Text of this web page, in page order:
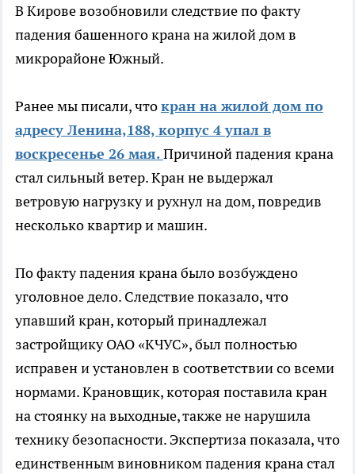
В Кирове возобновили следствие по факту
падения башенного крана на жилой дом в
микрорайоне Южный.
Ранее мы писали, чтокран на жилой дом по
адресу Ленина,188, корпус 4 упал в
воскресенье 26 мая.Причиной падения крана
стал сильный ветер. Кран не выдержал
ветровую нагрузку и рухнул на дом, повредив
несколько квартир и машин.
По факту падения крана было возбуждено
уголовное дело. Следствие показало, что
упавший кран, который принадлежал
застройщику ОАО «КЧУС», был полностью
исправен и установлен в соответствии со всеми
нормами. Крановщик, которая поставила кран
на стоянку на выходные, также не нарушила
технику безопасности. Экспертиза показала, что
единственным виновником падения крана стал